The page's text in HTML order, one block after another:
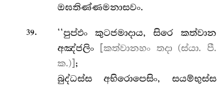
ඔඝතිණ්ණමනාසවං.
39. ‘‘පුප්ඵංකුටජමාදාය, සිරෙ කත්වාන
අඤ්ජලිං
[කත්වානහං තදා (ස්යා. පී.
ක.)] ;
බුද්ධස්ස අභිරොපෙසිං, සයම්භුස්ස